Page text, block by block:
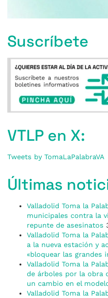
Suscríbete
VTLP en X:
Tweets by TomaLaPalabraVA
Últimas
Valladolid Toma la
municipales contra la
repunte de asesinatos
Valladolid Toma la
a la nueva estación y
«bloquear las grandes
Valladolid Toma la
de árboles por la obra
un cambio en el
Valladolid Toma la